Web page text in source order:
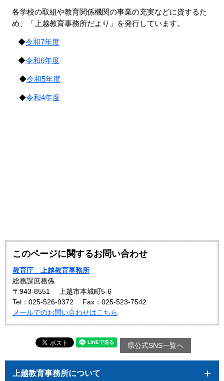
各学校の取組や教育関係機関の事業の充実などに資するた
め、「上越教育事務所だより」を発行しています。
◆令和7年度
◆令和6年度
◆令和5年度
​◆令和4年度
このページに関するお問い合わせ
教育庁 上越教育事務所
総務課庶務係
〒943-8551
上越市本城町5-6
Tel：025-526-9372
Fax：025-523-7542
メールでのお問い合わせはこちら
県公式SNS一覧へ
上越教育事務所について